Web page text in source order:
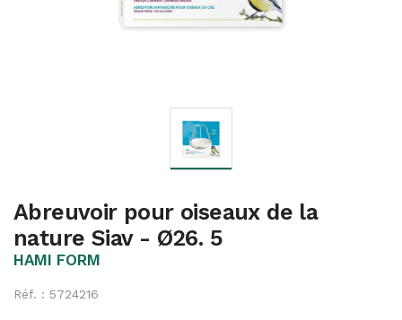
Abreuvoir pour oiseaux de la
nature Siav - Ø26. 5
HAMI FORM
Réf. : 5724216